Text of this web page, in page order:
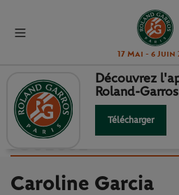
17 Mai - 6 Juin
Retour à la liste des joueuses et joueurs
CAROLINE GARCIA
JOUEUSE
Caroline Garcia
Découvrez
Roland-
Télécharger